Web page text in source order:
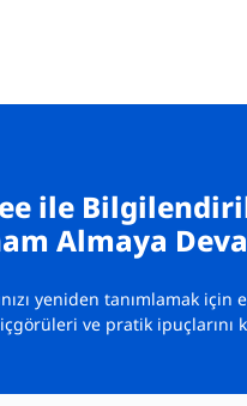
ile
Almaya
yeniden tanımlamak için
içgörüleri ve pratik ipuçlarını